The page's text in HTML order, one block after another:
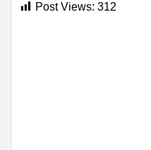
Post Views: 312